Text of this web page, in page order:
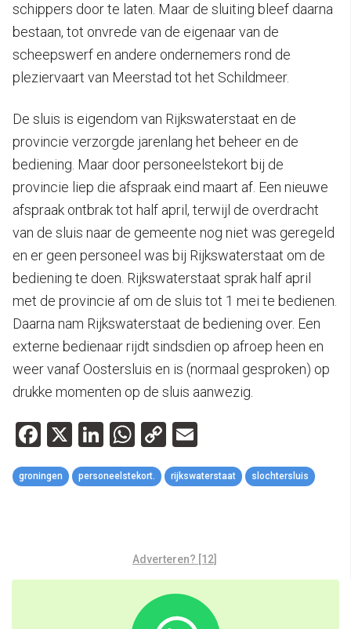
schippers door te laten. Maar de sluiting bleef daarna
bestaan, tot onvrede van de eigenaar van de
scheepswerf en andere ondernemers rond de
pleziervaart van Meerstad tot het Schildmeer.
De sluis is eigendom van Rijkswaterstaat en de
provincie verzorgde jarenlang het beheer en de
bediening. Maar door personeelstekort bij de
provincie liep die afspraak eind maart af. Een nieuwe
afspraak ontbrak tot half april, terwijl de overdracht
van de sluis naar de gemeente nog niet was geregeld
en er geen personeel was bij Rijkswaterstaat om de
bediening te doen. Rijkswaterstaat sprak half april
met de provincie af om de sluis tot 1 mei te bedienen.
Daarna nam Rijkswaterstaat de bediening over. Een
externe bedienaar rijdt sindsdien op afroep heen en
weer vanaf Oostersluis en is (normaal gesproken) op
drukke momenten op de sluis aanwezig.
Facebook
X LinkedIn
WhatsApp
Copy
Link
groningen personeelstekort. rijkswaterstaat slochtersluis
Adverteren? [12]